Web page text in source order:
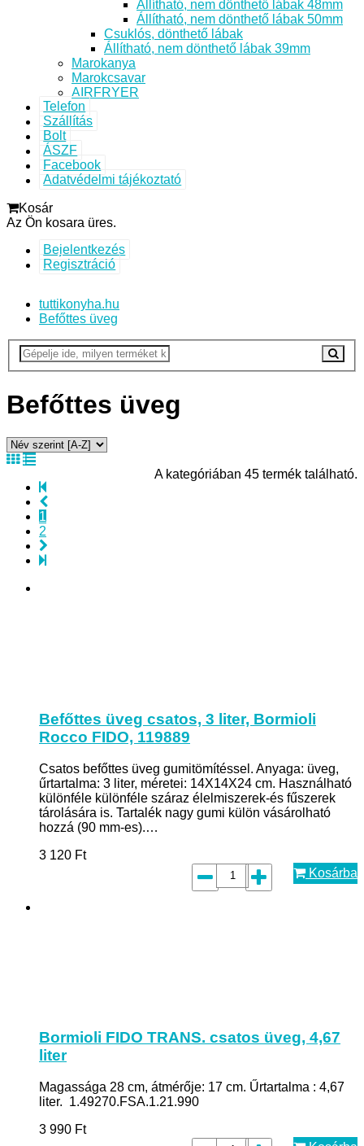
Állítható, nem dönthető lábak 48mm
Állítható, nem dönthető lábak 50mm
Csuklós, dönthető lábak
Állítható, nem dönthető lábak 39mm
Marokanya
Marokcsavar
AIRFRYER
Telefon
Szállítás
Bolt
ÁSZF
Facebook
Adatvédelmi tájékoztató
Kosár
Az Ön kosara üres.
Bejelentkezés
Regisztráció
tuttikonyha.hu
Befőttes üveg
Befőttes üveg
A kategóriában 45 termék található.
1
2
Befőttes üveg csatos, 3 liter, Bormioli
Rocco FIDO, 119889
Csatos befőttes üveg gumitömítéssel. Anyaga: üveg,
űrtartalma: 3 liter, méretei: 14X14X24 cm. Használható
különféle különféle száraz élelmiszerek-és fűszerek
tárolására is. Tartalék nagy gumi külön vásárolható
hozzá (90 mm-es).…
3 120 Ft
Kosárba
Bormioli FIDO TRANS. csatos üveg, 4,67
liter
Magassága 28 cm, átmérője: 17 cm. Űrtartalma : 4,67
liter. 1.49270.FSA.1.21.990
3 990 Ft